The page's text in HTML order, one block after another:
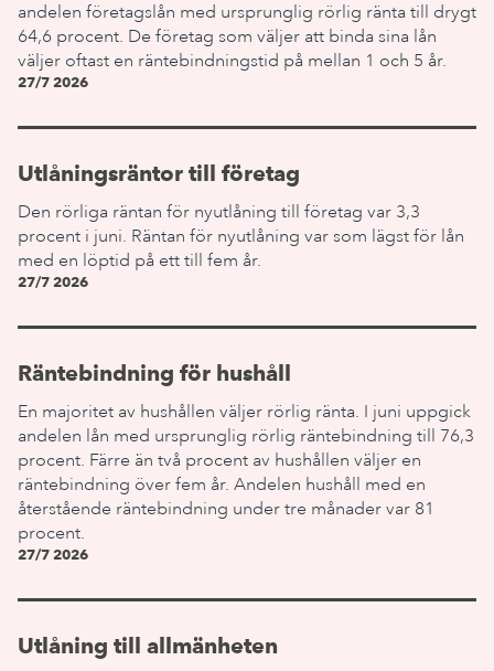
andelen företagslån med ursprunglig rörlig ränta till drygt
64,6 procent. De företag som väljer att binda sina lån
väljer oftast en räntebindningstid på mellan 1 och 5 år.
27/7 2026
Utlåningsräntor till företag
Den rörliga räntan för nyutlåning till företag var 3,3
procent i juni. Räntan för nyutlåning var som lägst för lån
med en löptid på ett till fem år.
27/7 2026
Räntebindning för hushåll
En majoritet av hushållen väljer rörlig ränta. I juni uppgick
andelen lån med ursprunglig rörlig räntebindning till 76,3
procent. Färre än två procent av hushållen väljer en
räntebindning över fem år. Andelen hushåll med en
återstående räntebindning under tre månader var 81
procent.
27/7 2026
Utlåning till allmänheten